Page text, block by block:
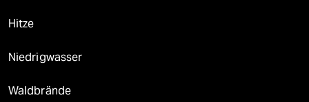
Hitze
Niedrigwasser
Waldbrände